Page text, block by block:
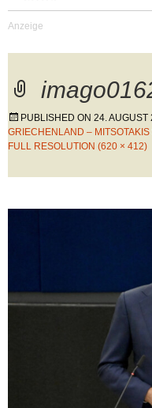
PUBLISHED ON 24. AUGUST
GRIECHENLAND –
FULL RESOLUTION (620 × 412)